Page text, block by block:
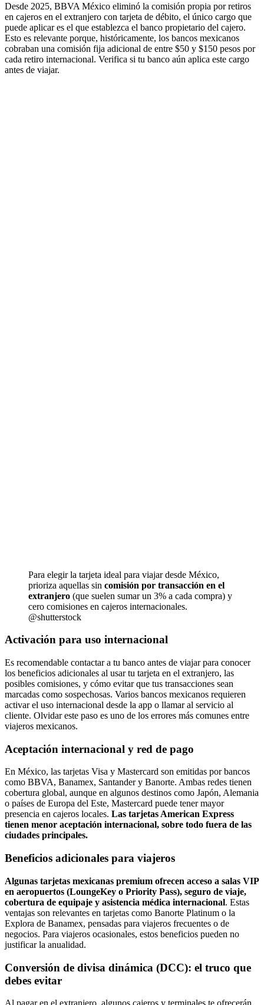
Desde 2025, BBVA México eliminó la comisión propia por retiros
en cajeros en el extranjero con tarjeta de débito, el único cargo que
puede aplicar es el que establezca el banco propietario del cajero.
Esto es relevante porque, históricamente, los bancos mexicanos
cobraban una comisión fija adicional de entre $50 y $150 pesos por
cada retiro internacional. Verifica si tu banco aún aplica este cargo
antes de viajar.
Para elegir la tarjeta ideal para viajar desde México,
prioriza aquellas sin comisión por transacción en el
extranjero (que suelen sumar un 3% a cada compra) y
cero comisiones en cajeros internacionales.
@shutterstock
Activación para uso internacional
Es recomendable contactar a tu banco antes de viajar para conocer
los beneficios adicionales al usar tu tarjeta en el extranjero, las
posibles comisiones, y cómo evitar que tus transacciones sean
marcadas como sospechosas. Varios bancos mexicanos requieren
activar el uso internacional desde la app o llamar al servicio al
cliente. Olvidar este paso es uno de los errores más comunes entre
viajeros mexicanos.
Aceptación internacional y red de pago
En México, las tarjetas Visa y Mastercard son emitidas por bancos
como BBVA, Banamex, Santander y Banorte. Ambas redes tienen
cobertura global, aunque en algunos destinos como Japón, Alemania
o países de Europa del Este, Mastercard puede tener mayor
presencia en cajeros locales. Las tarjetas American Express
tienen menor aceptación internacional, sobre todo fuera de las
ciudades principales.
Beneficios adicionales para viajeros
Algunas tarjetas mexicanas premium ofrecen acceso a salas VIP
en aeropuertos (LoungeKey o Priority Pass), seguro de viaje,
cobertura de equipaje y asistencia médica internacional. Estas
ventajas son relevantes en tarjetas como Banorte Platinum o la
Explora de Banamex, pensadas para viajeros frecuentes o de
negocios. Para viajeros ocasionales, estos beneficios pueden no
justificar la anualidad.
Conversión de divisa dinámica (DCC): el truco que
debes evitar